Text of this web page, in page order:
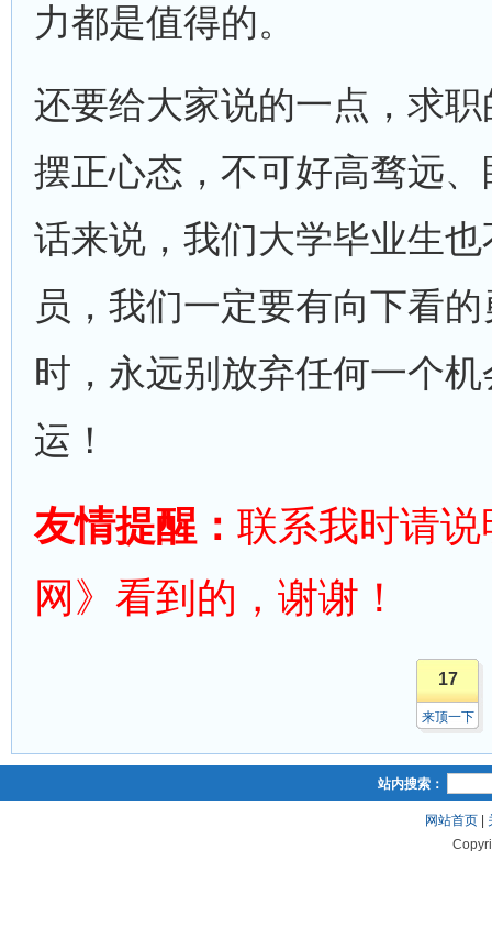
力都是值得的。
还要给大家说的一点，求
摆正心态，不可好高骛远
话来说，我们大学毕业生
员，我们一定要有向下看
时，永远别放弃任何一个
运！
友情提醒： 联系我时请
网》看到的，谢谢！
17
来顶一下
站内搜索：
网站首页